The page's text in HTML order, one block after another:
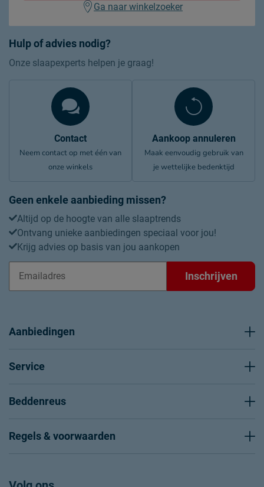
Hulp of advies nodig?
Onze slaapexperts helpen je graag!
Contact
Neem contact op met één van
onze winkels
Aankoop annuleren
Maak eenvoudig gebruik van
je wettelijke bedenktijd
Geen enkele aanbieding missen?
Altijd op de hoogte van alle slaaptrends
Ontvang unieke aanbiedingen speciaal voor jou!
Krijg advies op basis van jou aankopen
Inschrijven
Ga naar winkelzoeker
Aanbiedingen
Service
Beddenreus
Regels & voorwaarden